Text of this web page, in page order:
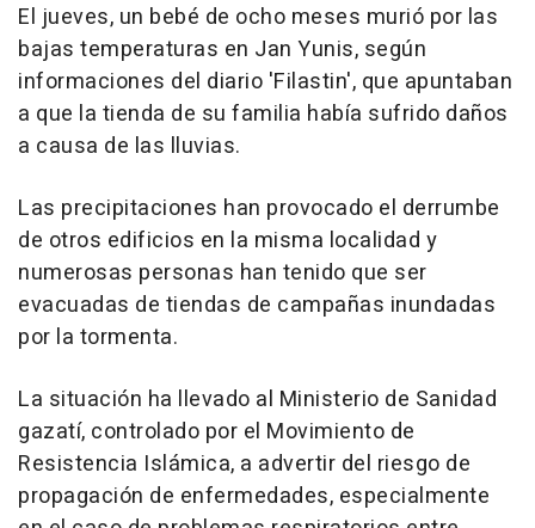
El jueves, un bebé de ocho meses murió por las
bajas temperaturas en Jan Yunis, según
informaciones del diario 'Filastin', que apuntaban
a que la tienda de su familia había sufrido daños
a causa de las lluvias.
Las precipitaciones han provocado el derrumbe
de otros edificios en la misma localidad y
numerosas personas han tenido que ser
evacuadas de tiendas de campañas inundadas
por la tormenta.
La situación ha llevado al Ministerio de Sanidad
gazatí, controlado por el Movimiento de
Resistencia Islámica, a advertir del riesgo de
propagación de enfermedades, especialmente